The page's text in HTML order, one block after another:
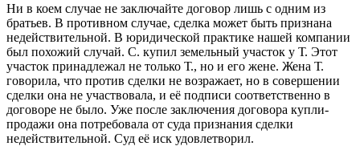
Ни в коем случае не заключайте договор лишь с одним из
братьев. В противном случае, сделка может быть признана
недействительной. В юридической практике нашей компании
был похожий случай. С. купил земельный участок у Т. Этот
участок принадлежал не только Т., но и его жене. Жена Т.
говорила, что против сделки не возражает, но в совершении
сделки она не участвовала, и её подписи соответственно в
договоре не было. Уже после заключения договора купли-
продажи она потребовала от суда признания сделки
недействительной. Суд её иск удовлетворил.